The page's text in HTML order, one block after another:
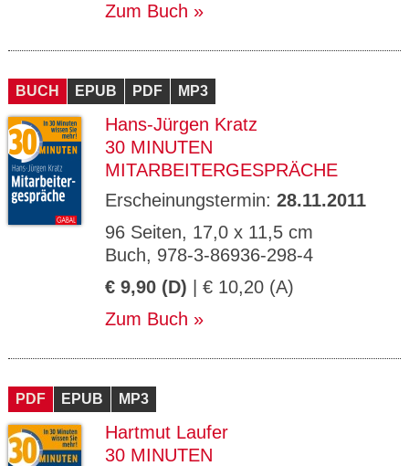
Zum Buch
BUCH EPUB PDF MP3
Hans-Jürgen Kratz
30 MINUTEN
MITARBEITERGESPRÄCHE
Erscheinungstermin: 28.11.2011
96 Seiten, 17,0 x 11,5 cm
Buch, 978-3-86936-298-4
€ 9,90 (D) | € 10,20 (A)
Zum Buch
PDF EPUB MP3
Hartmut Laufer
30 MINUTEN